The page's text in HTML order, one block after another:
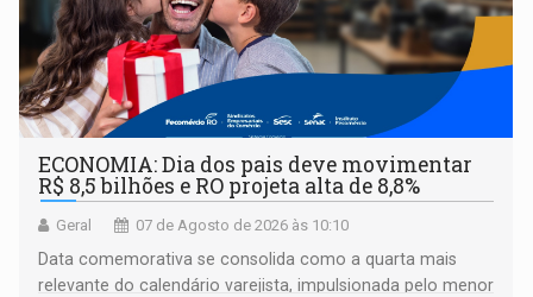
ECONOMIA: Dia dos pais deve movimentar
R$ 8,5 bilhões e RO projeta alta de 8,8%
Geral 07 de Agosto de 2026 às 10:10
Data comemorativa se consolida como a quarta mais
relevante do calendário varejista, impulsionada pelo menor